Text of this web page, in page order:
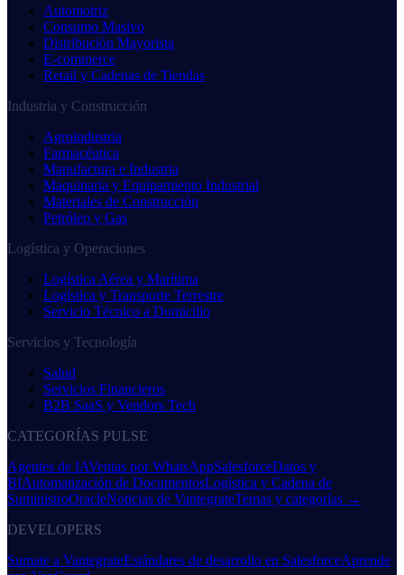
Automotriz
Consumo Masivo
Distribución Mayorista
E-commerce
Retail y Cadenas de Tiendas
Industria y Construcción
Agroindustria
Farmacéutica
Manufactura e Industria
Maquinaria y Equipamiento Industrial
Materiales de Construcción
Petróleo y Gas
Logística y Operaciones
Logística Aérea y Marítima
Logística y Transporte Terrestre
Servicio Técnico a Domicilio
Servicios y Tecnología
Salud
Servicios Financieros
B2B SaaS y Vendors Tech
CATEGORÍAS PULSE
Agentes de IAVentas por WhatsAppSalesforceDatos y
BIAutomatización de DocumentosLogística y Cadena de
SuministroOracleNoticias de VantegrateTemas y categorías →
DEVELOPERS
Sumate a VantegrateEstándares de desarrollo en SalesforceAprende